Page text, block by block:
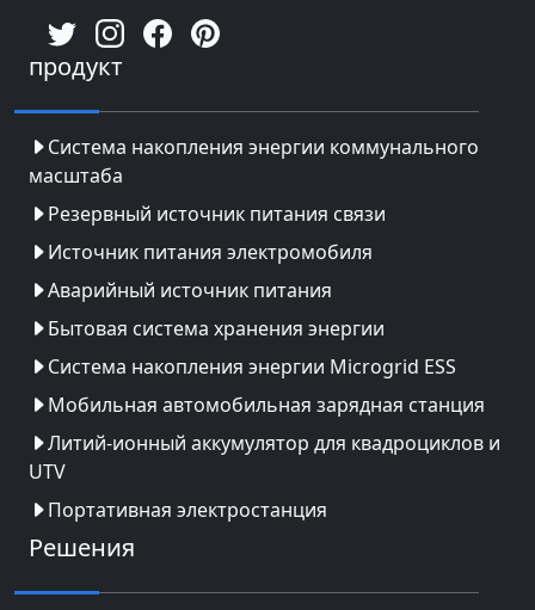
продукт
Система накопления энергии коммунального
масштаба
Резервный источник питания связи
Источник питания электромобиля
Аварийный источник питания
Бытовая система хранения энергии
Система накопления энергии Microgrid ESS
Мобильная автомобильная зарядная станция
Литий-ионный аккумулятор для квадроциклов и
UTV
Портативная электростанция
Решения